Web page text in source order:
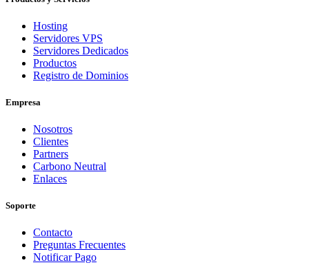
Hosting
Servidores VPS
Servidores Dedicados
Productos
Registro de Dominios
Empresa
Nosotros
Clientes
Partners
Carbono Neutral
Enlaces
Soporte
Contacto
Preguntas Frecuentes
Notificar Pago